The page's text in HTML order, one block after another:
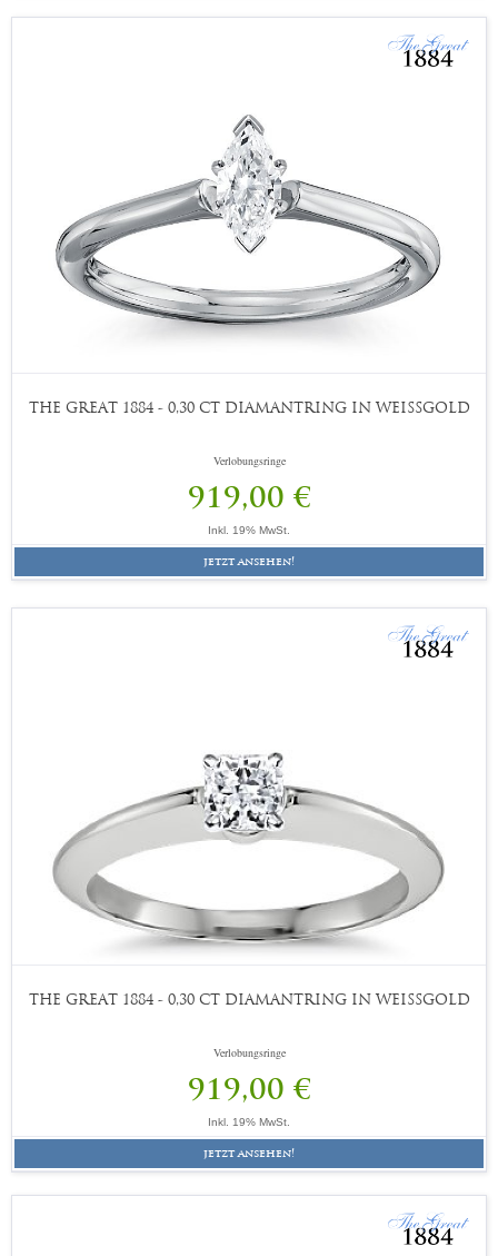
THE GREAT 1884 - 0,30 CT DIAMANTRING IN WEISSGOLD
Verlobungsringe
919,00 €
Inkl. 19% MwSt.
jetzt ansehen!
THE GREAT 1884 - 0,30 CT DIAMANTRING IN WEISSGOLD
Verlobungsringe
919,00 €
Inkl. 19% MwSt.
jetzt ansehen!